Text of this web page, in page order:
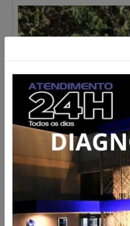
CPE prende
grande
durante ação em
Acesse para mais
Publicado em 05/08/2026 às 21:12